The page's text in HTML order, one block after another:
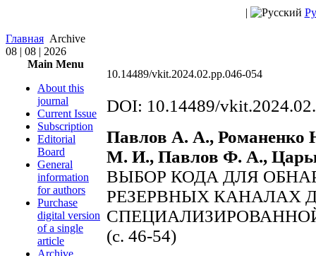
|
Главная Archive
08 | 08 | 2026
Main Menu
About this
journal
Current Issue
Subscription
Editorial
Board
General
information
for authors
Purchase
digital version
of a single
article
Archive
10.14489/vkit.2024.02.рр.046-054
DOI: 10.14489/
Павлов А. А.,
М. И., Павлов Ф. А.,
ВЫБОР КОДА ДЛЯ
РЕЗЕРВНЫХ КАНАЛАХ
(с. 46-54)